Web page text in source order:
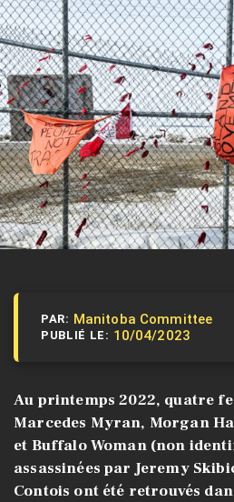
PAR: Manitoba Committee
PUBLIÉ LE: 10/04/2023
Au printemps 2022, quatre
Marcedes Myran, Morgan
et Buffalo Woman (non
assassinées par Jeremy
Contois ont été retrouvés